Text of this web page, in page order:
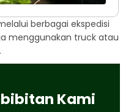
berbagai ekspedisi
menggunakan truck atau
Kami